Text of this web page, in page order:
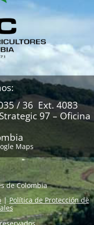
/ 36 Ext. 4083
97 – Oficina
Maps
de Colombia
|Política de Protección de